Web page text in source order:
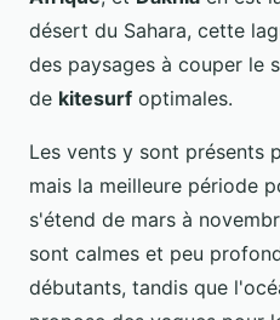
désert du Sahara, cette
des paysages à couper le
de kitesurf optimales.
Les vents y sont présents
mais la meilleure période
s'étend de mars à
sont calmes et peu
débutants, tandis que